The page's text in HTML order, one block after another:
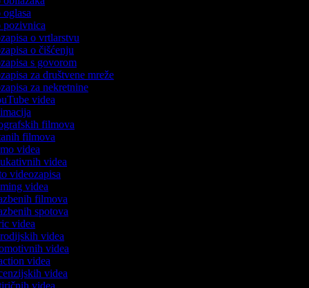
oglasa
pozivnica
o vrtlarstvu
o čišćenju
s govorom
za društvene mreže
za nekretnine
videa
filmova
filmova
videa
videa
videozapisa
videa
filmova
spotova
videa
videa
videa
videa
videa
videa